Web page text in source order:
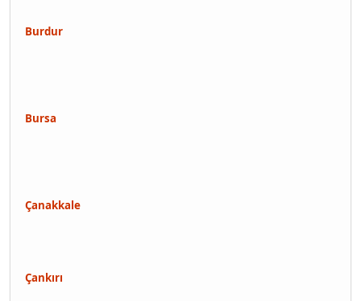
Burdur
Bursa
Çanakkale
Çankırı